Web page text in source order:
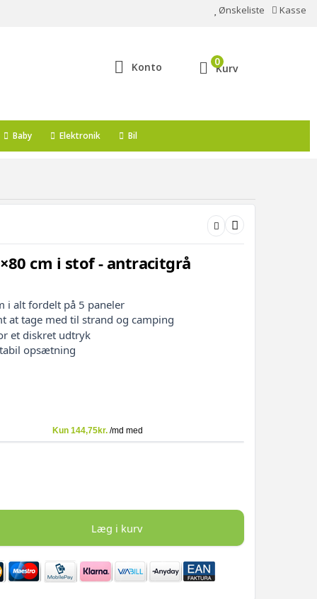
Ønskeliste Kasse
Konto Kurv
0
Baby Elektronik Bil
cm i stof - antracitgrå
i alt fordelt på 5 paneler
at tage med til strand og camping
et diskret udtryk
opsætning
Læg i kurv